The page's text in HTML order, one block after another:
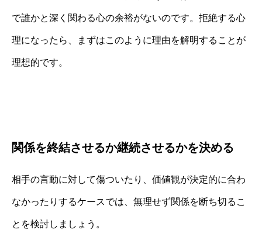
で誰かと深く関わる心の余裕がないのです。拒絶する心
理になったら、まずはこのように理由を解明することが
理想的です。
関係を終結させるか継続させるかを決める
相手の言動に対して傷ついたり、価値観が決定的に合わ
なかったりするケースでは、無理せず関係を断ち切るこ
とを検討しましょう。